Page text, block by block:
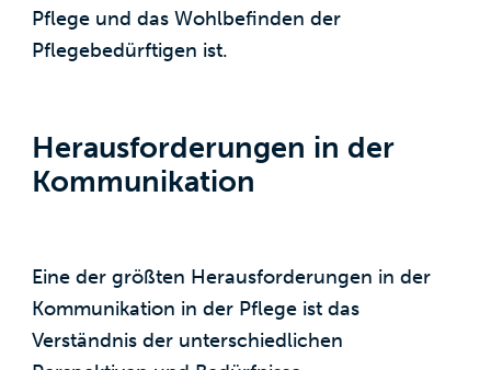
Pflege und das Wohlbefinden der
Pflegebedürftigen ist.
Herausforderungen in der
Kommunikation
Eine der größten Herausforderungen in der
Kommunikation in der Pflege ist das
Verständnis der unterschiedlichen